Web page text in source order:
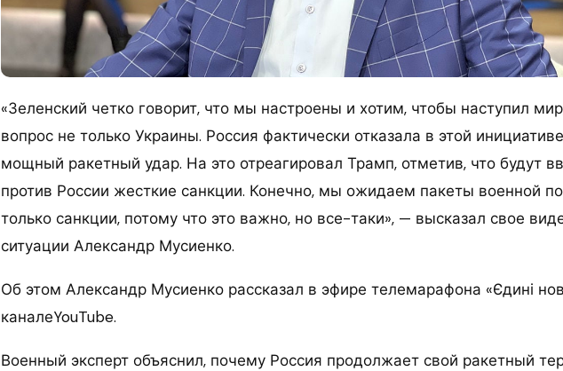
«Зеленский четко говорит, что мы настроены и хотим, чтобы наступил
вопрос не только Украины. Россия фактически отказала в этой
мощный ракетный удар. На это отреагировал Трамп, отметив, что будут
против России жесткие санкции. Конечно, мы ожидаем пакеты военной
только санкции, потому что это важно, но все-таки», — высказал свое
ситуации Александр Мусиенко.
Об этом Александр Мусиенко рассказал в эфире телемарафона «Єдині
каналеYouTube.
Военный эксперт объяснил, почему Россия продолжает свой ракетный